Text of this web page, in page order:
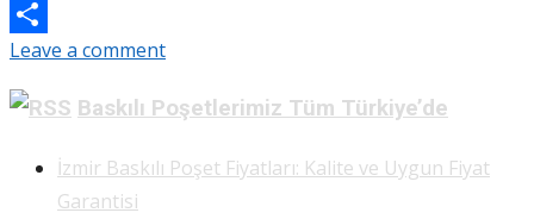
Email
Share
Leave a comment
Baskılı Poşetlerimiz Tüm Türkiye’de
İzmir Baskılı Poşet Fiyatları: Kalite ve Uygun Fiyat
Garantisi